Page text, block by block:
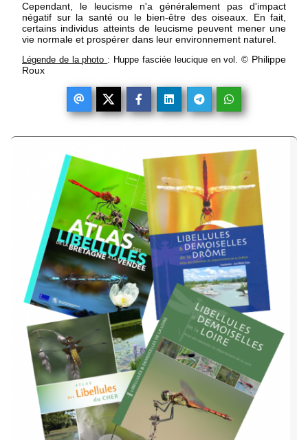
Cependant, le leucisme n'a généralement pas d'impact
négatif sur la santé ou le bien-être des oiseaux. En fait,
certains individus atteints de leucisme peuvent mener une
vie normale et prospérer dans leur environnement naturel.
Légende de la photo : Huppe fasciée leucique en vol.© Philippe
Roux